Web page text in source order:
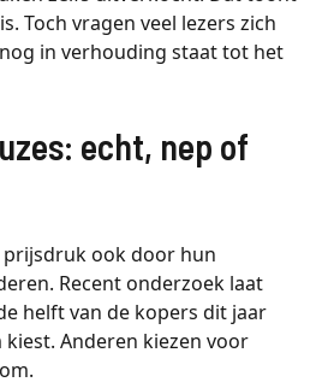
Toch vragen veel lezers zich
in verhouding staat tot het
echt, nep of
ook door hun
Recent onderzoek laat
helft van de kopers dit jaar
Anderen kiezen voor